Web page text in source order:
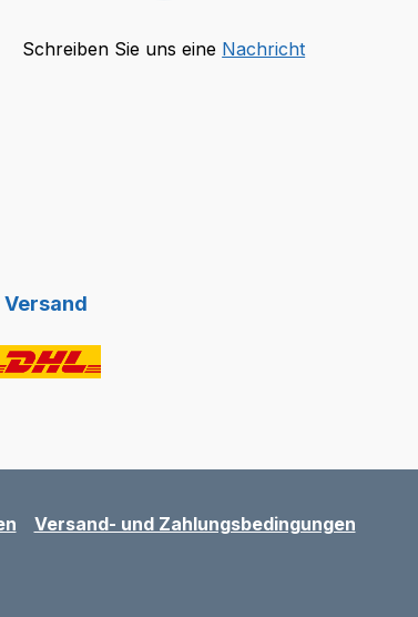
Schreiben Sie uns eine Nachricht
Versand
Versand- und Zahlungsbedingungen